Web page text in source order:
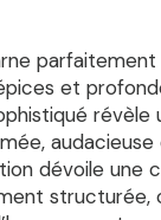
parfaitement
et
révèle
dévoile une
structurée,